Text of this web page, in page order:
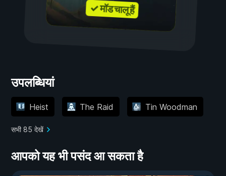
✓ मॉड चालू हैं
उपलब्धियां
Heist The Raid Tin Woodman
सभी 85 देखें
आपको यह भी पसंद आ सकता है